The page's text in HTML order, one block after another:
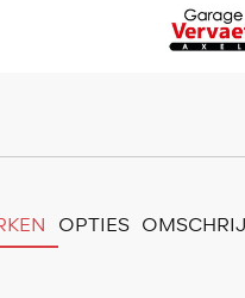
OPTIES